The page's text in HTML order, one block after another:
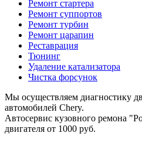
Ремонт стартера
Ремонт суппортов
Ремонт турбин
Ремонт царапин
Реставрация
Тюнинг
Удаление катализатора
Чистка форсунок
Мы осуществляем диагностику
автомобилей Chery.
Автосервис кузовного ремона
двигателя от 1000 руб.